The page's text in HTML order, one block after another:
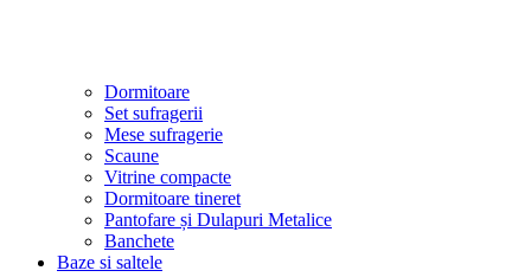
Dormitoare
Set sufragerii
Mese sufragerie
Scaune
Vitrine compacte
Dormitoare tineret
Pantofare și Dulapuri Metalice
Banchete
Baze si saltele